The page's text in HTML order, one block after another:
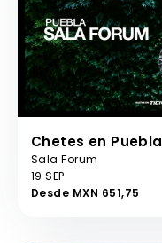
Chetes en Puebla
Sala Forum
19 SEP
Desde MXN 651,75